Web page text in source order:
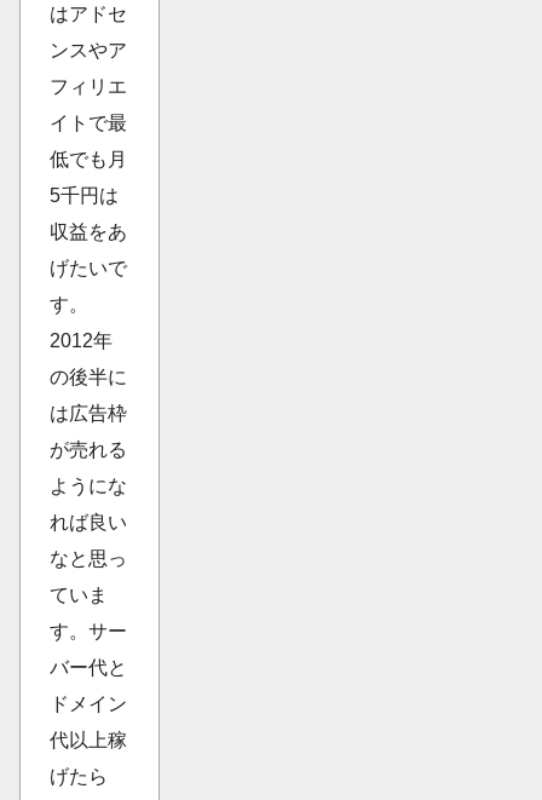
はアドセ
ンスやア
フィリエ
イトで最
低でも月
5千円は
収益をあ
げたいで
す。
2012年
の後半に
は広告枠
が売れる
ようにな
れば良い
なと思っ
ていま
す。サー
バー代と
ドメイン
代以上稼
げたら